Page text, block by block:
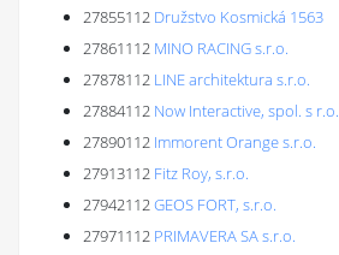
27855112 Družstvo Kosmická 1563
27861112 MINO RACING s.r.o.
27878112 LINE architektura s.r.o.
27884112 Now Interactive, spol. s r.o.
27890112 Immorent Orange s.r.o.
27913112 Fitz Roy, s.r.o.
27942112GEOS FORT, s.r.o.
27971112 PRIMAVERA SA s.r.o.